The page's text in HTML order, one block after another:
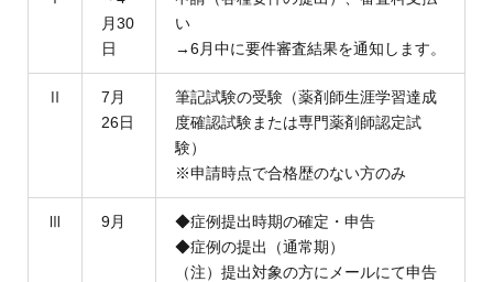
月30
日
い
→6月中に要件審査結果を通知します。
Ⅱ
7月
26日
筆記試験の受験（薬剤師生涯学習達成
度確認試験または専門薬剤師認定試
験）
※申請時点で合格歴のない方のみ
Ⅲ 9月
◆症例提出時期の確定・申告
◆症例の提出（通常期）
（注）提出対象の方にメールにて申告